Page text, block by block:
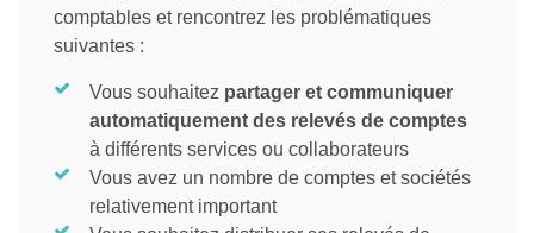
comptables et rencontrez les problématiques
suivantes :
Vous souhaitez partager et communiquer
automatiquement des relevés de comptes
à différents services ou collaborateurs
Vous avez un nombre de comptes et sociétés
relativement important